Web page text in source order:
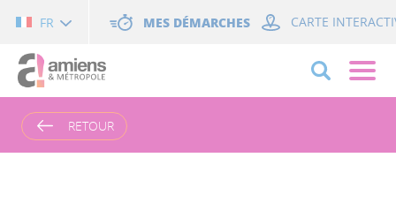
FR MES DÉMARCHES CARTE
RETOUR